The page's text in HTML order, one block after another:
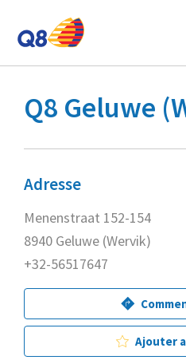
Q8 Geluwe
Adresse
Menenstraat 152-154
8940 Geluwe (Wervik)
+32-56517647
Ajouter